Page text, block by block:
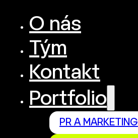
O nás
Tým
Kontakt
Portfolio
PR A MARKETING